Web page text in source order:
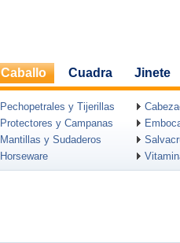
Caballo Cuadra Jinete
Pechopetrales y Tijerillas
Protectores y Campanas
Mantillas y Sudaderos
Horseware